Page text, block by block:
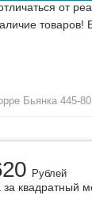
от
товаров!
Бьянка 445-
Рублей
за квадратный